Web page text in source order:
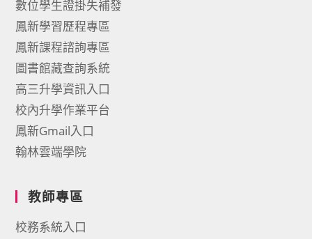
數位學生證掛失補發
鳳新學習歷程專區
鳳新課程諮詢專區
圖書館藏查詢系統
高三升學資訊入口
校內升學作業平台
鳳新Gmail入口
翰林雲端學院
教師專區
校務系統入口